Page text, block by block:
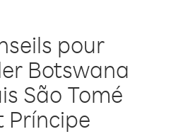
pour
Botswana
São Tomé
Príncipe